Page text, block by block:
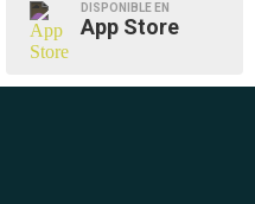
DISPONIBLE EN
App Store